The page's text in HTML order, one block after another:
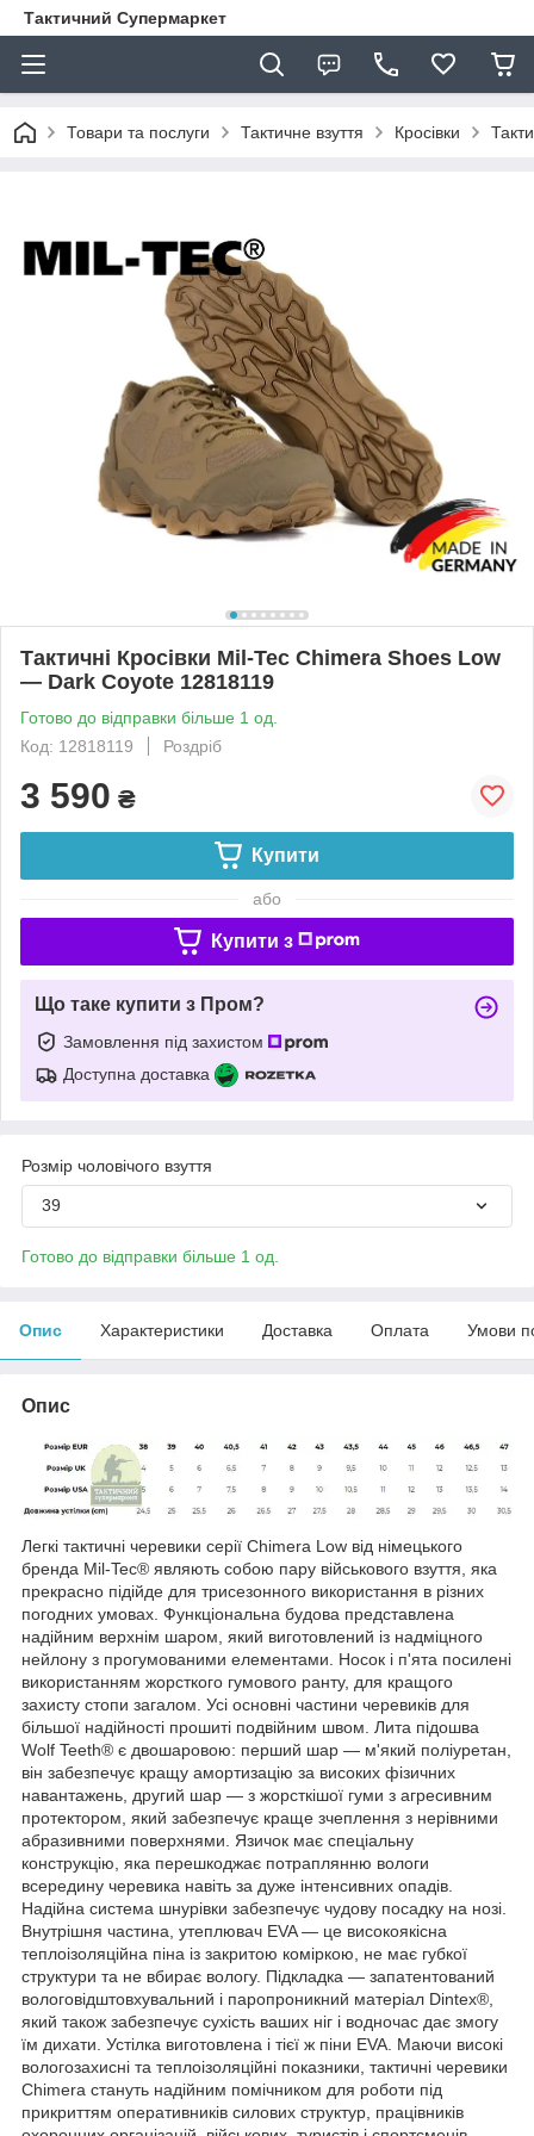
Тактичний Супермаркет
Товари та послуги Тактичне взуття Кросівки
Тактичні Кросівки Mil-Tec Chimera Shoes Low
— Dark Coyote 12818119
Готово до відправки більше 1 од.
Код: 12818119
Роздріб
3 590 ₴
Купити
або
Купити з
Що таке купити з Пром?
Замовлення під захистом
Доступна доставка
Розмір чоловічого взуття
39
Готово до відправки більше 1 од.
Опис Характеристики Доставка Оплата Умови
Опис
Легкі тактичні черевики серії Chimera Low від німецького
бренда Mil-Tec® являють собою пару військового взуття, яка
прекрасно підійде для трисезонного використання в різних
погодних умовах. Функціональна будова представлена
надійним верхнім шаром, який виготовлений із надміцного
нейлону з прогумованими елементами. Носок і п'ята посилені
використанням жорсткого гумового ранту, для кращого
захисту стопи загалом. Усі основні частини черевиків для
більшої надійності прошиті подвійним швом. Лита підошва
Wolf Teeth® є двошаровою: перший шар — м'який поліуретан,
він забезпечує кращу амортизацію за високих фізичних
навантажень, другий шар — з жорсткішої гуми з агресивним
протектором, який забезпечує краще зчеплення з нерівними
абразивними поверхнями. Язичок має спеціальну
конструкцію, яка перешкоджає потраплянню вологи
всередину черевика навіть за дуже інтенсивних опадів.
Надійна система шнурівки забезпечує чудову посадку на нозі.
Внутрішня частина, утеплювач EVA — це високоякісна
теплоізоляційна піна із закритою коміркою, не має губкої
структури та не вбирає вологу. Підкладка — запатентований
вологовідштовхувальний і паропроникний матеріал Dintex®,
який також забезпечує сухість ваших ніг і водночас дає змогу
їм дихати. Устілка виготовлена і тієї ж піни EVA. Маючи високі
вологозахисні та теплоізоляційні показники, тактичні черевики
Chimera стануть надійним помічником для роботи під
прикриттям оперативників силових структур, працівників